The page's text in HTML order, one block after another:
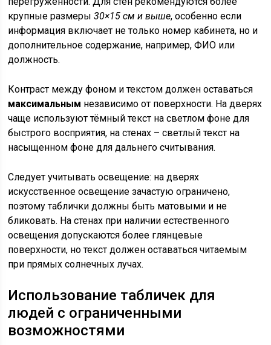
крупные размеры30×15 см и выше, особенно если
информация включает не только номер кабинета, но и
дополнительное содержание, например, ФИО или
должность.
Контраст между фоном и текстом должен оставаться
максимальным независимо от поверхности. На дверях
чаще используют тёмный текст на светлом фоне для
быстрого восприятия, на стенах – светлый текст на
насыщенном фоне для дальнего считывания.
Следует учитывать освещение: на дверях
искусственное освещение зачастую ограничено,
поэтому таблички должны быть матовыми и не
бликовать. На стенах при наличии естественного
освещения допускаются более глянцевые
поверхности, но текст должен оставаться читаемым
при прямых солнечных лучах.
Использование табличек для
людей с ограниченными
возможностями